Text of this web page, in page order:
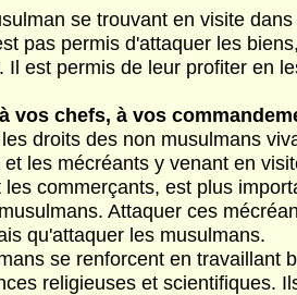
se trouvant en visite
pas permis d'attaquer les
Il est permis de leur profiter en
vos chefs, à vos
droits des non musulmans
et les mécréants y venant en
les commerçants, est plus
Attaquer ces
qu'attaquer les musulmans.
se renforcent en travaillant
religieuses et scientifiques.